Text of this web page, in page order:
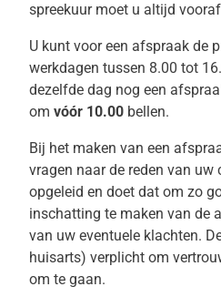
spreekuur moet u altijd
U kunt voor een afspraak de
werkdagen tussen 8.00 tot
dezelfde dag nog een
om vóór 10.00 bellen.
Bij het maken van een
vragen naar de reden van
opgeleid en doet dat om zo
inschatting te maken van de
van uw eventuele klachten.
huisarts) verplicht om
om te gaan.